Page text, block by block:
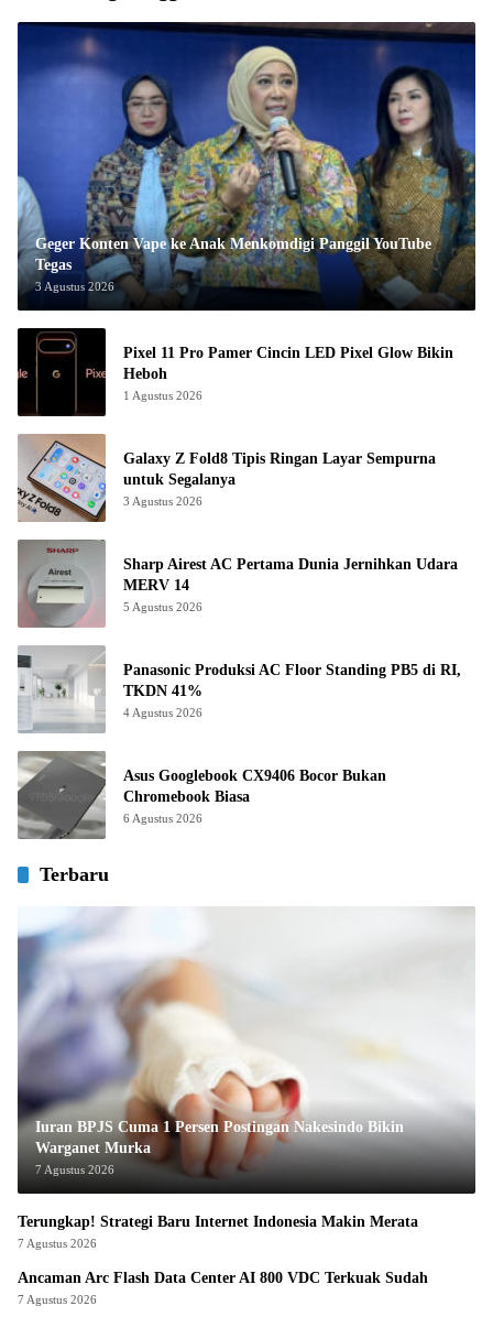
Geger Konten Vape ke Anak Menkomdigi Panggil YouTube
Tegas
3 Agustus 2026
Pixel 11 Pro Pamer Cincin LED Pixel Glow Bikin
Heboh
1 Agustus 2026
Galaxy Z Fold8 Tipis Ringan Layar Sempurna
untuk Segalanya
3 Agustus 2026
Sharp Airest AC Pertama Dunia Jernihkan Udara
MERV 14
5 Agustus 2026
Panasonic Produksi AC Floor Standing PB5 di RI,
TKDN 41%
4 Agustus 2026
Asus Googlebook CX9406 Bocor Bukan
Chromebook Biasa
6 Agustus 2026
Terbaru
Iuran BPJS Cuma 1 Persen Postingan Nakesindo Bikin
Warganet Murka
7 Agustus 2026
Terungkap! Strategi Baru Internet Indonesia Makin Merata
7 Agustus 2026
Ancaman Arc Flash Data Center AI 800 VDC Terkuak Sudah
7 Agustus 2026